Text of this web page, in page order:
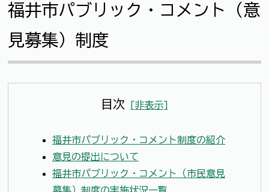
福井市パブリック・コメント（意
見募集）制度
目次 [非表示]
福井市パブリック・コメント制度の紹介
意見の提出について
福井市パブリック・コメント（市民意見
募集）制度の実施状況一覧